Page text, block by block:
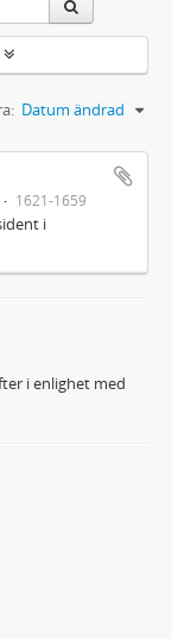
Datum ändrad
1621-1659
i
i enlighet med